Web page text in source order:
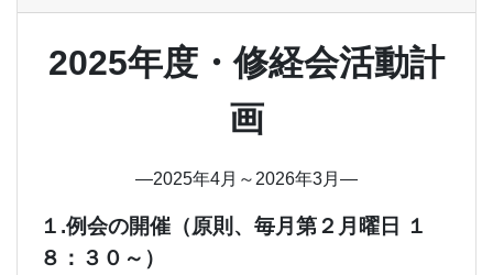
2025年度・修経会活動計
画
―2025年4月～2026年3月―
１.例会の開催（原則、毎月第２月曜日 １
８：３０～）